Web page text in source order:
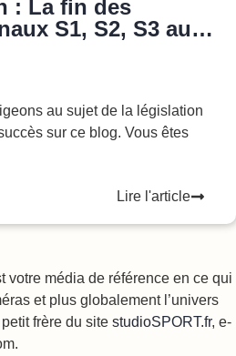
: La fin des
S1, S2, S3 au
au sujet de la législation
sur ce blog. Vous êtes
Lire l'article
votre média de référence en ce qui
et plus globalement l’univers
frère du site studioSPORT.fr, e-